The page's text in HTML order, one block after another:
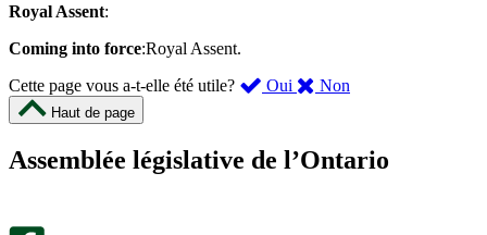
Royal Assent:
Coming into force:Royal Assent.
Cette page vous a-t-elle été utile?
Oui ,
été
Non
m’a
Haut de page
Assemblée législative de l’Ontario